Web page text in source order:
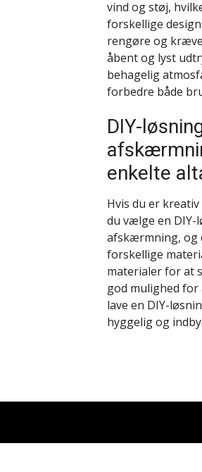
vind og støj,
forskellige
rengøre og
åbent og lyst
behagelig
forbedre både
DIY-
enkelte
Hvis du er
du vælge en DIY-
afskærmning, og
forskellige
materialer for at
god mulighed for
lave en DIY-
hyggelig og